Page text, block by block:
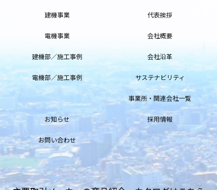
建機事業
電機事業
建機部／施工事例
電機部／施工事例
代表挨拶
会社概要
会社沿革
サステナビリティ
事業所・関連会社一覧
お知らせ 採用情報
お問い合わせ